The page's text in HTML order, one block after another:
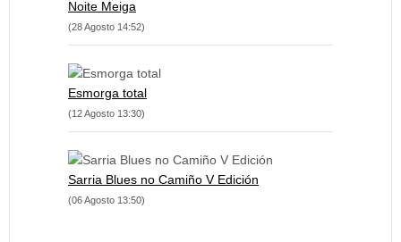
Noite Meiga
(28 Agosto 14:52)
Esmorga total
(12 Agosto 13:30)
Sarria Blues no Camiño V Edición
(06 Agosto 13:50)